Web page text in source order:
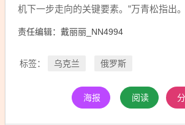
机下一步走向的关键要素。”万青松指出。
责任编辑：戴丽丽_NN4994
标签： 乌克兰 俄罗斯
海报 阅读